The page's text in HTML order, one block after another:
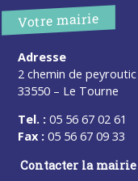
Votre mairie
Adresse
2 chemin de peyroutic
33550 – Le Tourne
Tel. : 05 56 67 02 61
Fax : 05 56 67 09 33
Contacter la mairie